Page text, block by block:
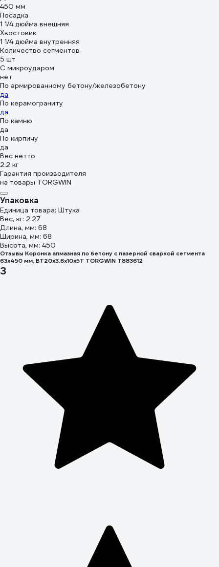
450 мм
Посадка
1 1/4 дюйма внешняя
Хвостовик
1 1/4 дюйма внутренняя
Количество сегментов
5 шт
С микроударом
нет
По армированному бетону/железобетону
да
По керамограниту
да
По камню
да
По кирпичу
да
Вес нетто
2.2 кг
Гарантия производителя
на товары TORGWIN
Упаковка
Единица товара: Штука
Вес, кг: 2.27
Длина, мм: 68
Ширина, мм: 68
Высота, мм: 450
Отзывы Коронка алмазная по бетону с лазерной сваркой сегмента
63x450 мм, ВТ20x3.6x10x5T TORGWIN T883612
3